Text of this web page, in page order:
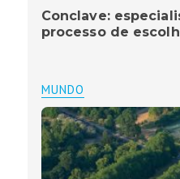
Conclave:
processo de
MUNDO